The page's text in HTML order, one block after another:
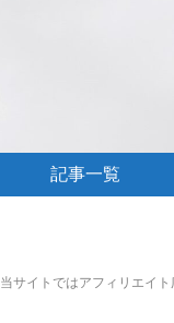
記事一覧
当サイトではアフィリエイト